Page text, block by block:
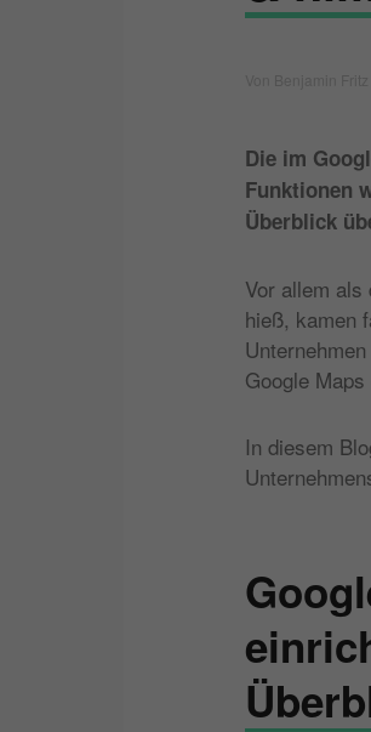
Die im
Funktionen
Überblick
Vor allem
hieß, kamen
Google
In diesem